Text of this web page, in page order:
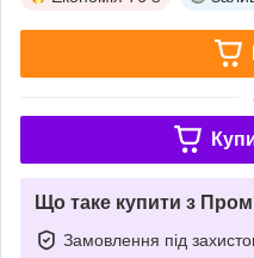
Що таке купити з
Замовлення під